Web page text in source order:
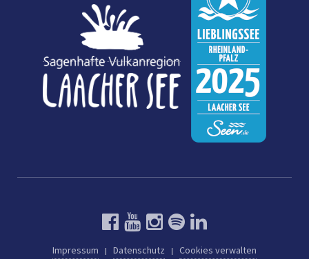
Impressum Datenschutz Cookies verwalten